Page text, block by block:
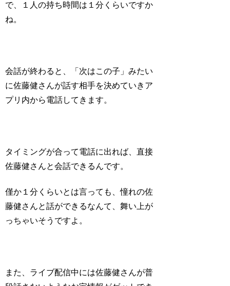
で、１人の持ち時間は１分くらいですか
ね。
会話が終わると、「次はこの子」みたい
に佐藤健さんが話す相手を決めていきア
プリ内から電話してきます。
タイミングが合って電話に出れば、直接
佐藤健さんと会話できるんです。
僅か１分くらいとは言っても、憧れの佐
藤健さんと話ができるなんて、舞い上が
っちゃいそうですよ。
また、ライブ配信中には佐藤健さんが普